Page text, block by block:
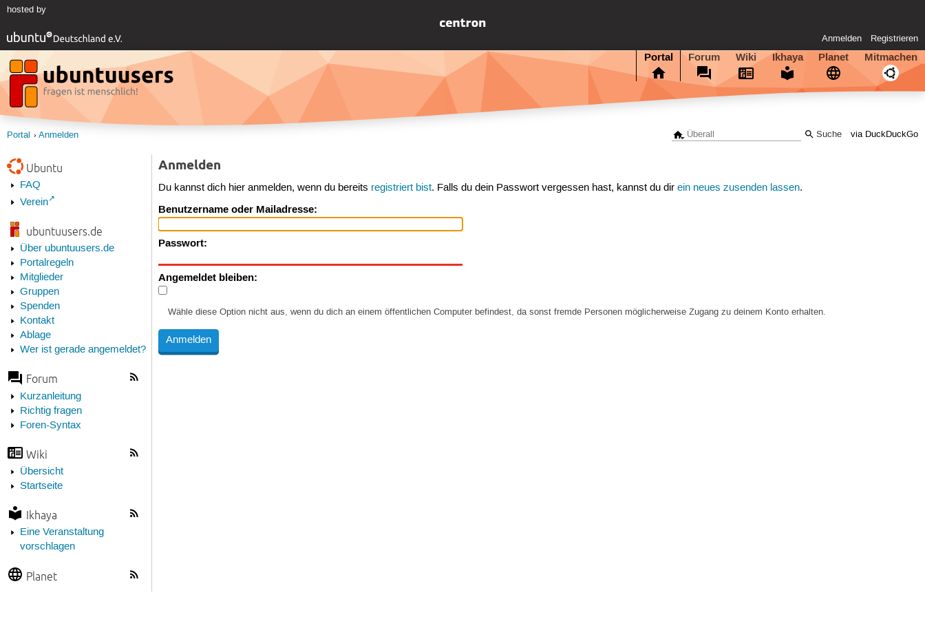
hosted by
Anmelden Registrieren
Portal Forum Wiki Ikhaya Planet Mitmachen
via DuckDuckGo
Portal Anmelden
Ubuntu
FAQ
Verein
ubuntuusers.de
Über ubuntuusers.de
Portalregeln
Mitglieder
Gruppen
Spenden
Kontakt
Ablage
Wer ist gerade angemeldet?
Forum
Kurzanleitung
Richtig fragen
Foren-Syntax
Wiki
Übersicht
Startseite
Ikhaya
Eine Veranstaltung
vorschlagen
Planet
Anmelden
Du kannst dich hier anmelden, wenn du bereits registriert bist. Falls du dein Passwort vergessen hast, kannst du direin neues zusenden lassen.
Benutzername oder Mailadresse:
Passwort:
Angemeldet bleiben:
Wähle diese Option nicht aus, wenn du dich an einem öffentlichen Computer befindest, da sonst fremde Personen möglicherweise Zugang zu deinem Konto erhalten.